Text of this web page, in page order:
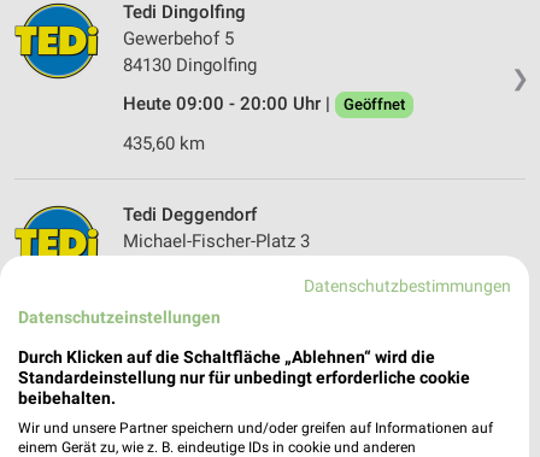
❯
Tedi Dingolfing
Gewerbehof 5
84130 Dingolfing
Heute 09:00 - 20:00 Uhr |
Geöffnet
435,60 km
❯
Tedi Deggendorf
Michael-Fischer-Platz 3
Heute 09:00 - 20:00 Uhr |
411,35 km
Tedi Dingolfing
Stauseestr. 16
Datenschutzbestimmungen
Datenschutzeinstellungen
Durch Klicken auf die Schaltfläche „Ablehnen“ wird die
Standardeinstellung nur für unbedingt erforderliche cookie
beibehalten.
Wir und unsere Partner speichern und/oder greifen auf Informationen auf
einem Gerät zu, wie z. B. eindeutige IDs in cookie und anderen